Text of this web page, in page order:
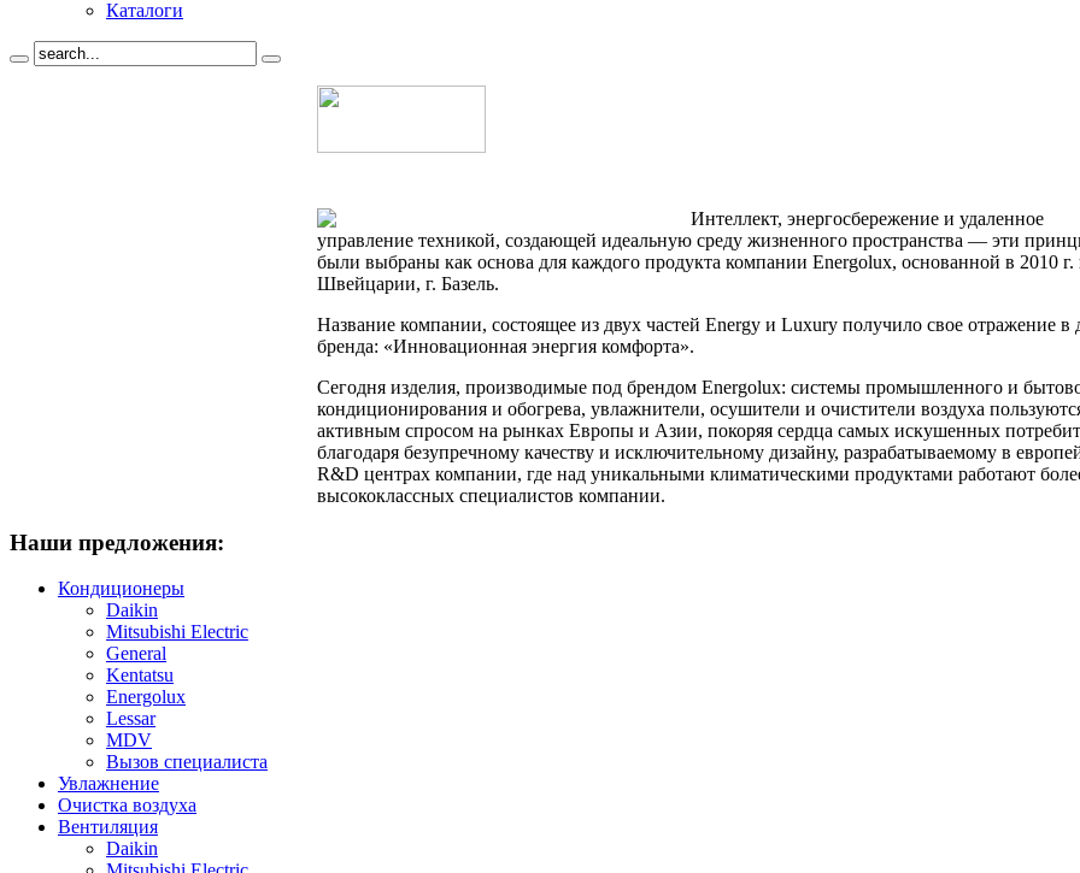
Каталоги
Интеллект, энергосбережение и удаленное
управление техникой, создающей идеальную среду жизненного пространства — эти
были выбраны как основа для каждого продукта компании Energolux, основанной в 2010 г.
Швейцарии, г. Базель.
Название компании, состоящее из двух частей Energy и Luxury получило свое отражение в
бренда: «Инновационная энергия комфорта».
Сегодня изделия, производимые под брендом Energolux: системы промышленного и
кондиционирования и обогрева, увлажнители, осушители и очистители воздуха
активным спросом на рынках Европы и Азии, покоряя сердца самых искушенных
благодаря безупречному качеству и исключительному дизайну, разрабатываемому в
R&D центрах компании, где над уникальными климатическими продуктами работают
высококлассных специалистов компании.
Наши предложения:
Кондиционеры
Daikin
Mitsubishi Electric
General
Kentatsu
Energolux
Lessar
MDV
Вызов специалиста
Увлажнение
Очистка воздуха
Вентиляция
Daikin